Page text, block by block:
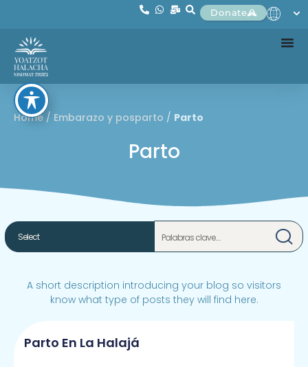
Donate
Home / Embarazo y posparto / Parto
Parto
A short description introducing your blog so visitors
know what type of posts they will find here.
Parto En La Halajá